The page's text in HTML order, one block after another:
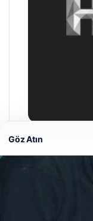
Web sitemizi nasıl
Göz Atın